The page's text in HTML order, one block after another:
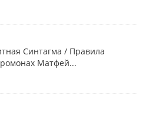
Синтагма / Правила
Матфей...